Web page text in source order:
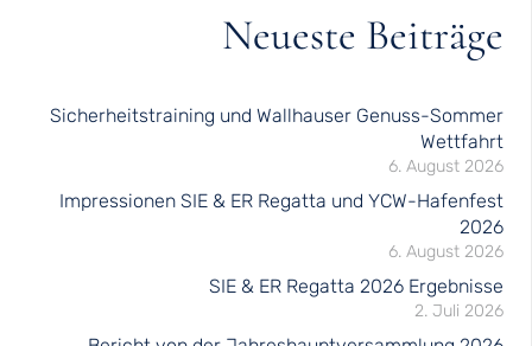
Neueste Beiträge
Sicherheitstraining und Wallhauser Genuss-Sommer
Wettfahrt
6. August 2026
Impressionen SIE & ER Regatta und YCW-Hafenfest
2026
6. August 2026
SIE & ER Regatta 2026 Ergebnisse
2. Juli 2026